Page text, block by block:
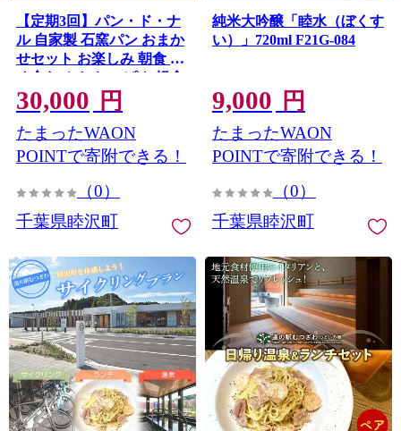
【定期3回】パン・ド・ナ
ル 自家製 石窯パン おまか
せセット お楽しみ 朝食 詰
め合わせ おやつ ぱん 軽食
F21G-083
30,000 円
たまったWAON
POINTで寄附できる！
（0）
千葉県睦沢町
純米大吟醸「睦水（ぼくす
い）」720ml F21G-084
9,000 円
たまったWAON
POINTで寄附できる！
（0）
千葉県睦沢町